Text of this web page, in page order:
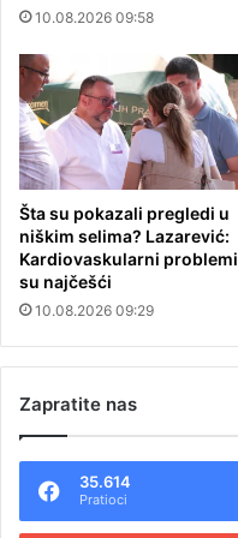
10.08.2026 09:58
Šta su pokazali pregledi u
niškim selima? Lazarević:
Kardiovaskularni problemi
su najčešći
10.08.2026 09:29
Zapratite nas
35.614
Pratioci